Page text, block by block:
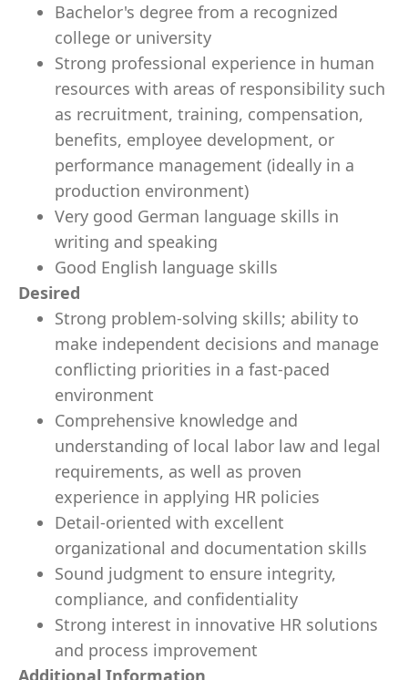
Bachelor's degree from a recognized
college or university
Strong professional experience in human
resources with areas of responsibility such
as recruitment, training, compensation,
benefits, employee development, or
performance management (ideally in a
production environment)
Very good German language skills in
writing and speaking
Good English language skills
Desired
Strong problem-solving skills; ability to
make independent decisions and manage
conflicting priorities in a fast-paced
environment
Comprehensive knowledge and
understanding of local labor law and legal
requirements, as well as proven
experience in applying HR policies
Detail-oriented with excellent
organizational and documentation skills
Sound judgment to ensure integrity,
compliance, and confidentiality
Strong interest in innovative HR solutions
and process improvement
Additional Information